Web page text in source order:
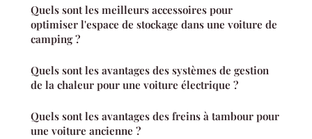
Quels sont les meilleurs accessoires pour
optimiser l'espace de stockage dans une voiture de
camping ?
Quels sont les avantages des systèmes de gestion
de la chaleur pour une voiture électrique ?
Quels sont les avantages des freins à tambour pour
une voiture ancienne ?